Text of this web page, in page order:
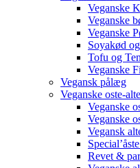
Veganske
Veganske
Veganske
Soyakød
Tofu og
Veganske
Vegansk pålæg
Veganske oste-
Veganske
Veganske
Vegansk
Revet &